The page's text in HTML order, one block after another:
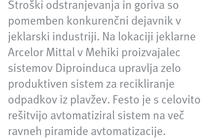
Stroški odstranjevanja in goriva so
pomemben konkurenčni dejavnik v
jeklarski industriji. Na lokaciji jeklarne
Arcelor Mittal v Mehiki proizvajalec
sistemov Diproinduca upravlja zelo
produktiven sistem za recikliranje
odpadkov iz plavžev. Festo je s celovito
rešitvijo avtomatiziral sistem na več
ravneh piramide avtomatizacije.